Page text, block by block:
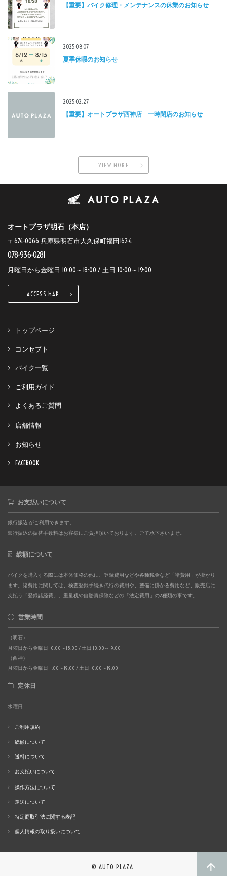
【重要】バイク修理・メンテナンスの休業のお知らせ
2025.08.07
夏季休暇のお知らせ
2025.02.27
【重要】オートプラザ西神店 一時閉店のお知らせ
VIEW MORE
オートプラザ明石（本店）
〒674-0066 兵庫県明石市大久保町福田162-4
078-936-0281
月曜日から金曜日 10:00～18:00 / 土日 10:00～19:00
ACCESS MAP
トップページ
コンセプト
バイク一覧
ご利用ガイド
よくあるご質問
店舗情報
お知らせ
FACEBOOK
お支払いについて
銀行振込 がご利用できます。
銀行振込の振替手数料はお客様にご負担頂いております。ご了承下さいませ。
総額について
バイクを購入する際には本体価格の他に、登録費用などや各種税金など「諸費用」が掛かり
ます。諸費用に関しては、検査登録手続き代行の費用や、整備に掛かる費用など、販売店に
支払う「登録諸経費」。重量税や自賠責保険などの「法定費用」の2種類の事です。
営業時間
（明石）
月曜日から金曜日 10:00～18:00 / 土日 10:00～19:00
（西神）
月曜日から金曜日 11:00～19:00 / 土日 10:00～19:00
定休日
水曜日
ご利用規約
総額について
送料について
お支払いについて
操作方法について
運送について
特定商取引法に関する表記
個人情報の取り扱いについて
© AUTO PLAZA.